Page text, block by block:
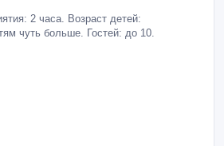
2 часа. Возраст детей:
чуть больше. Гостей: до 10.